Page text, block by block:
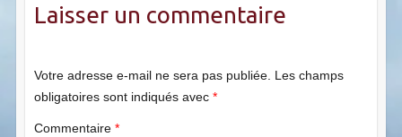
Laisser un commentaire
Votre adresse e-mail ne sera pas publiée. Les champs
obligatoires sont indiqués avec *
Commentaire *